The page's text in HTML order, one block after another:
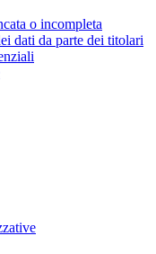
o incompleta
dati da parte dei titolari